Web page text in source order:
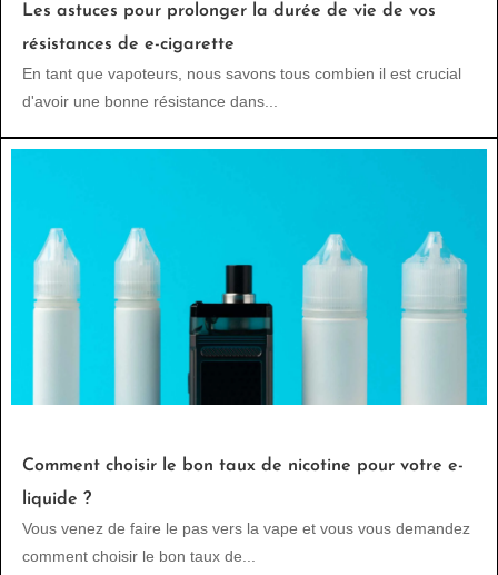
Les astuces pour prolonger la durée de vie de vos
résistances de e-cigarette
En tant que vapoteurs, nous savons tous combien il est crucial
d'avoir une bonne résistance dans...
Comment choisir le bon taux de nicotine pour votre e-
liquide ?
Vous venez de faire le pas vers la vape et vous vous demandez
comment choisir le bon taux de...